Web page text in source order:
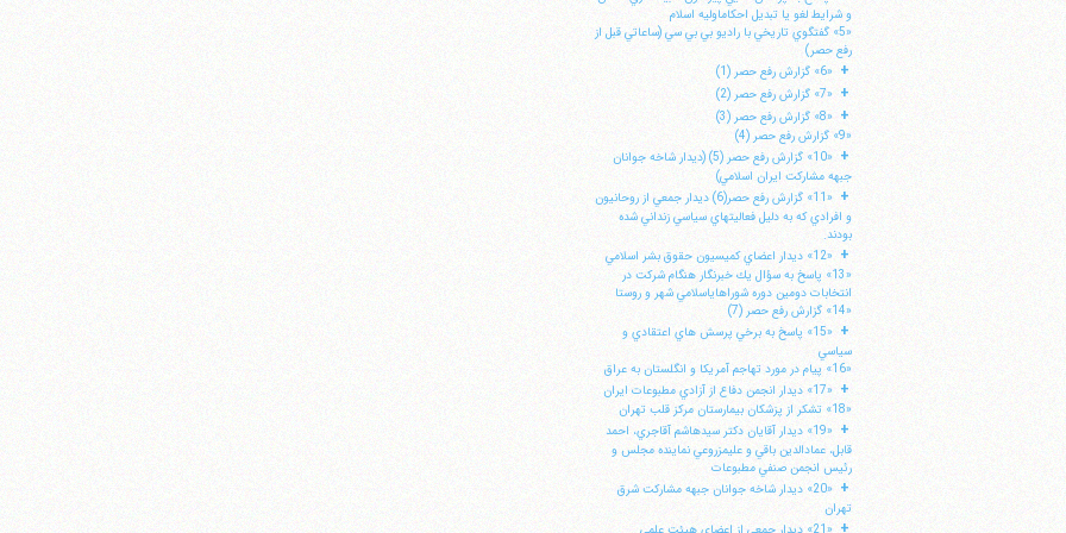
و شرايط لغو يا تبديل احكاماوليه اسلام
«5» گفتگوي تاريخي با راديو بي بي سي (ساعاتي قبل از
رفع حصر)
+ «6» گزارش رفع حصر (1)
+ «7» گزارش رفع حصر (2)
+ «8» گزارش رفع حصر (3)
«9» گزارش رفع حصر (4)
+
«10» گزارش رفع حصر (5) (ديدار شاخه جوانان
جبهه مشاركت ايران اسلامي)
+
«11» گزارش رفع حصر(6) ديدار جمعي از روحانيون
و افرادي كه به دليل فعاليتهاي سياسي زنداني شده
بودند.
+ «12» ديدار اعضاي كميسيون حقوق بشر اسلامي
«13» پاسخ به سؤال يك خبرنگار هنگام شركت در
انتخابات دومين دوره شوراهاياسلامي شهر و روستا
«14» گزارش رفع حصر (7)
+
«15» پاسخ به برخي پرسش هاي اعتقادي و
سياسي
«16» پيام در مورد تهاجم آمريكا و انگلستان به عراق
+ «17» ديدار انجمن دفاع از آزادي مطبوعات ايران
«18» تشكر از پزشكان بيمارستان مركز قلب تهران
+
«19» ديدار آقايان دكتر سيدهاشم آقاجري، احمد
قابل، عمادالدين باقي و عليمزروعي نماينده مجلس و
رئيس انجمن صنفي مطبوعات
+
«20» ديدار شاخه جوانان جبهه مشاركت شرق
تهران